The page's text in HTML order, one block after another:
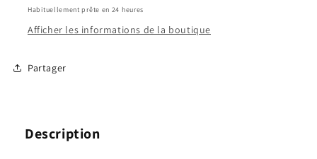
Habituellement prête en 24 heures
Afficher les informations de la boutique
Partager
Description